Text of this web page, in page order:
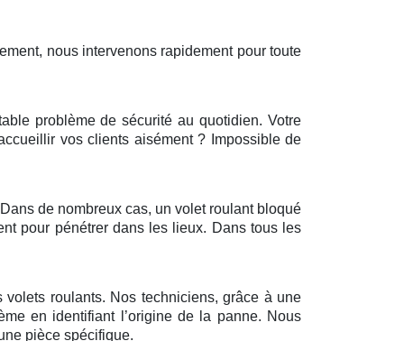
nous intervenons rapidement pour toute
problème de sécurité au quotidien. Votre
vos clients aisément ? Impossible de
de nombreux cas, un volet roulant bloqué
pour pénétrer dans les lieux. Dans tous les
roulants. Nos techniciens, grâce à une
en identifiant l’origine de la panne. Nous
pièce spécifique.